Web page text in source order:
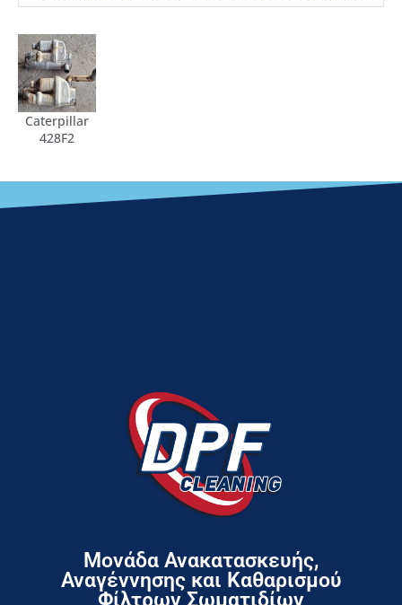
Caterpillar
428F2
Μονάδα Ανακατασκευής,
Αναγέννησης και Καθαρισμού
Φίλτρων Σωματιδίων